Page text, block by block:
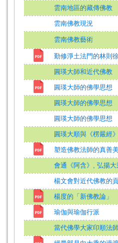
雲南地區的藏傳佛教
雲南佛教現況
雲南佛教藝術
勤修淨土法門的林則
圓瑛大師和近代佛教
圓瑛大師的佛學思想
圓瑛大師的佛學思想
圓瑛大師的佛學思想
圓瑛大順與《楞嚴經
塑造佛教法師的真善
會通《阿含》, 弘揚大
楊文會對近代佛教的
楊度的「新佛教論」
瑜伽與瑜伽行派
當代佛學大家印順法